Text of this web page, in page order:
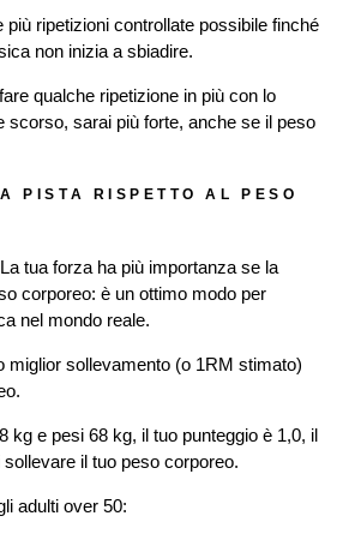
più ripetizioni controllate possibile finché
non inizia a sbiadire.
qualche ripetizione in più con lo
scorso, sarai più forte, anche se il peso
PISTA RISPETTO AL PESO
La tua forza ha più importanza se la
corporeo: è un ottimo modo per
nel mondo reale.
miglior sollevamento (o 1RM stimato)
kg e pesi 68 kg, il tuo punteggio è 1,0, il
il tuo peso corporeo.
adulti over 50: